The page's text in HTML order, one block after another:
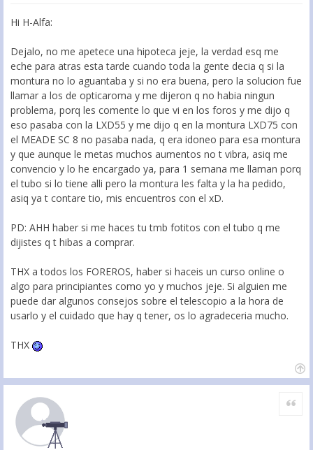
Hi H-Alfa:
Dejalo, no me apetece una hipoteca jeje, la verdad esq me
eche para atras esta tarde cuando toda la gente decia q si la
montura no lo aguantaba y si no era buena, pero la solucion fue
llamar a los de opticaroma y me dijeron q no habia ningun
problema, porq les comente lo que vi en los foros y me dijo q
eso pasaba con la LXD55 y me dijo q en la montura LXD75 con
el MEADE SC 8 no pasaba nada, q era idoneo para esa montura
y que aunque le metas muchos aumentos no t vibra, asiq me
convencio y lo he encargado ya, para 1 semana me llaman porq
el tubo si lo tiene alli pero la montura les falta y la ha pedido,
asiq ya t contare tio, mis encuentros con el xD.
PD: AHH haber si me haces tu tmb fotitos con el tubo q me
dijistes q t hibas a comprar.
THX a todos los FOREROS, haber si haceis un curso online o
algo para principiantes como yo y muchos jeje. Si alguien me
puede dar algunos consejos sobre el telescopio a la hora de
usarlo y el cuidado que hay q tener, os lo agradeceria mucho.
THX
Citar